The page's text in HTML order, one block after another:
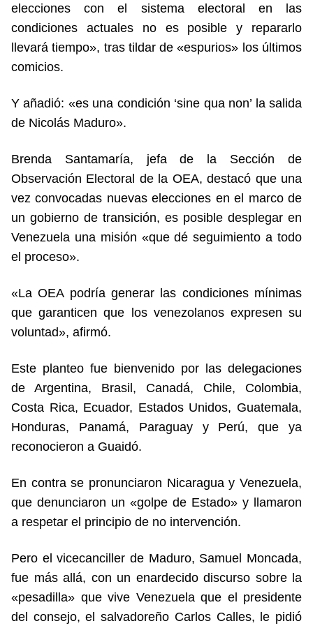
elecciones con el sistema electoral en las
condiciones actuales no es posible y repararlo
llevará tiempo», tras tildar de «espurios» los últimos
comicios.
Y añadió: «es una condición ‘sine qua non’ la salida
de Nicolás Maduro».
Brenda Santamaría, jefa de la Sección de
Observación Electoral de la OEA, destacó que una
vez convocadas nuevas elecciones en el marco de
un gobierno de transición, es posible desplegar en
Venezuela una misión «que dé seguimiento a todo
el proceso».
«La OEA podría generar las condiciones mínimas
que garanticen que los venezolanos expresen su
voluntad», afirmó.
Este planteo fue bienvenido por las delegaciones
de Argentina, Brasil, Canadá, Chile, Colombia,
Costa Rica, Ecuador, Estados Unidos, Guatemala,
Honduras, Panamá, Paraguay y Perú, que ya
reconocieron a Guaidó.
En contra se pronunciaron Nicaragua y Venezuela,
que denunciaron un «golpe de Estado» y llamaron
a respetar el principio de no intervención.
Pero el vicecanciller de Maduro, Samuel Moncada,
fue más allá, con un enardecido discurso sobre la
«pesadilla» que vive Venezuela que el presidente
del consejo, el salvadoreño Carlos Calles, le pidió